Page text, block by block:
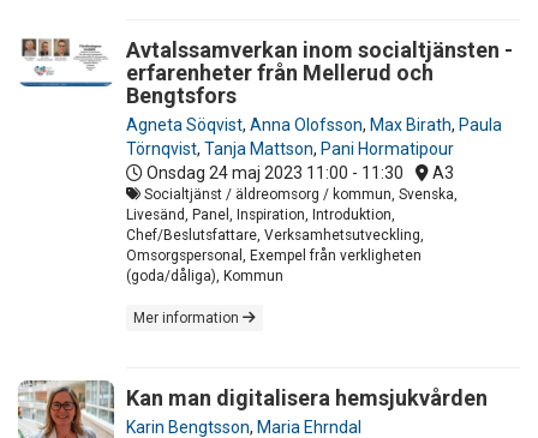
Avtalssamverkan inom socialtjänsten -
erfarenheter från Mellerud och
Bengtsfors
Agneta Söqvist, Anna Olofsson, Max Birath, Paula
Törnqvist, Tanja Mattson, Pani Hormatipour
Onsdag 24 maj 2023 11:00 - 11:30 A3
Socialtjänst / äldreomsorg / kommun, Svenska,
Livesänd, Panel, Inspiration, Introduktion,
Chef/Beslutsfattare, Verksamhetsutveckling,
Omsorgspersonal, Exempel från verkligheten
(goda/dåliga), Kommun
Mer information
Kan man digitalisera hemsjukvården
Karin Bengtsson, Maria Ehrndal